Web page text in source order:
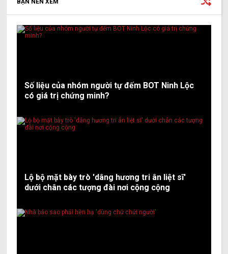
BẠN NÊN XEM
Số liệu của nhóm người tự đếm BOT Ninh Lộc
có giá trị chứng minh?
Lộ bộ mặt bày trò 'dâng hương tri ân liệt sĩ'
dưới chân các tượng đài nơi cộng cộng